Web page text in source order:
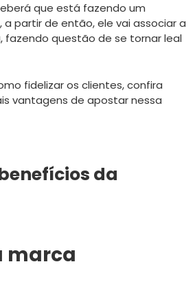
que está fazendo um
partir de então, ele vai associar a
fazendo questão de se tornar leal
fidelizar os clientes, confira
vantagens de apostar nessa
da
marca